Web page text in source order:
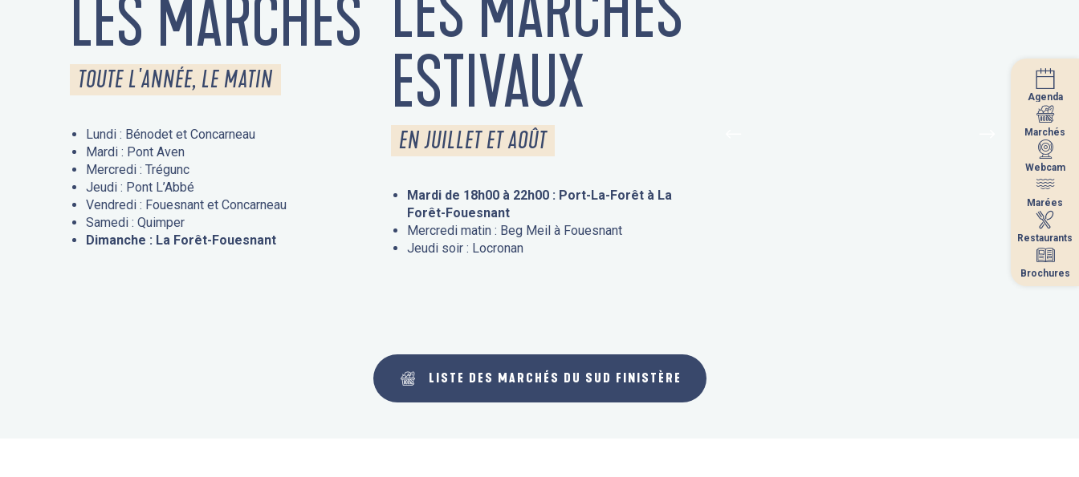
Agenda
Marchés
Webcam
Marées
Restaurants
Brochures
LES MARCHÉS
TOUTE L'ANNÉE, LE MATIN
Lundi : Bénodet et Concarneau
Mardi : Pont Aven
Mercredi : Trégunc
Jeudi : Pont L’Abbé
Vendredi : Fouesnant et Concarneau
Samedi : Quimper
Dimanche : La Forêt-Fouesnant
ESTIVAUX
EN JUILLET ET AOÛT
Mardi de 18h00 à 22h00 : Port-La-Forêt à La
Forêt-Fouesnant
Mercredi matin : Beg Meil à Fouesnant
Jeudi soir : Locronan
LISTE DES MARCHÉS DU SUD FINISTÈRE